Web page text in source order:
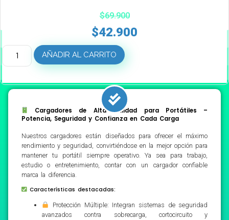
$69.900
$42.900
AÑADIR AL CARRITO
Cargadores de Alta Calidad para Portátiles –
Potencia, Seguridad y Confianza en Cada Carga
Nuestros cargadores están diseñados para ofrecer el máximo
rendimiento y seguridad, convirtiéndose en la mejor opción para
mantener tu portátil siempre operativo. Ya sea para trabajo,
estudio o entretenimiento, contar con un cargador confiable
marca la diferencia.
Características destacadas:
Protección Múltiple: Integran sistemas de seguridad
avanzados contra sobrecarga, cortocircuito y